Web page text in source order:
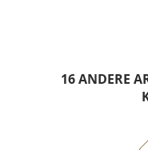
16 ANDERE